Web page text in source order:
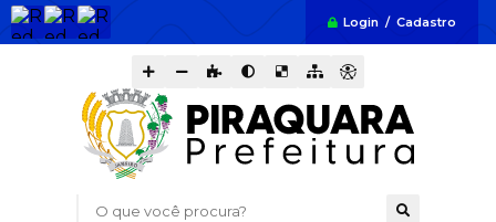
Login / Cadastro
O que você procura?